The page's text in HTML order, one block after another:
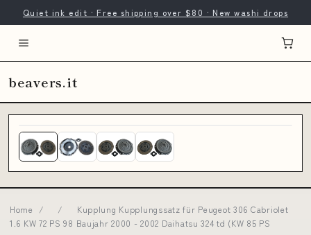
Quiet ink edit · Free shipping over $80 · New washi drops
beavers.it
Home / /
Kupplung Kupplungssatz für Peugeot 306 Cabriolet
1.6 KW 72 PS 98 Baujahr 2000 - 2002 Daihatsu 324 td (KW 85 PS